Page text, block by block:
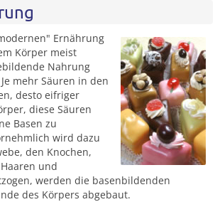
Ernährung
Körper meist
Nahrung
mehr Säuren in den
desto eifriger
diese Säuren
Basen zu
wird dazu
den Knochen,
und
werden die basenbildenden
des Körpers abgebaut.